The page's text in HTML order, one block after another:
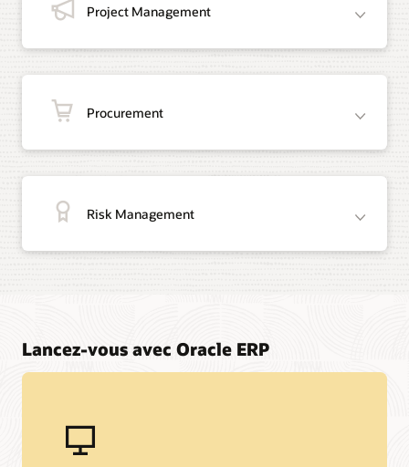
Project Management
Procurement
Risk Management
Lancez-vous avec Oracle ERP